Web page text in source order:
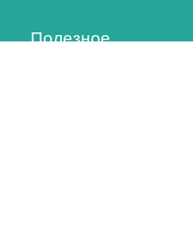
Полезное